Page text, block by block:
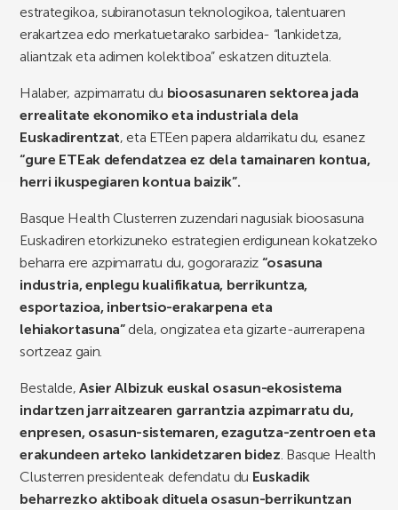
estrategikoa, subiranotasun teknologikoa, talentuaren
erakartzea edo merkatuetarako sarbidea- “lankidetza,
aliantzak eta adimen kolektiboa” eskatzen dituztela.
Halaber, azpimarratu du bioosasunaren sektorea jada
errealitate ekonomiko eta industriala dela
Euskadirentzat, eta ETEen papera aldarrikatu du, esanez
“gure ETEak defendatzea ez dela tamainaren kontua,
herri ikuspegiaren kontua baizik”.
Basque Health Clusterren zuzendari nagusiak bioosasuna
Euskadiren etorkizuneko estrategien erdigunean kokatzeko
beharra ere azpimarratu du, gogoraraziz “osasuna
industria, enplegu kualifikatua, berrikuntza,
esportazioa, inbertsio-erakarpena eta
lehiakortasuna”dela, ongizatea eta gizarte-aurrerapena
sortzeaz gain.
Bestalde,Asier Albizuk euskal osasun-ekosistema
indartzen jarraitzearen garrantzia azpimarratu du,
enpresen, osasun-sistemaren, ezagutza-zentroen eta
erakundeen arteko lankidetzaren bidez. Basque Health
Clusterren presidenteak defendatu du Euskadik
beharrezko aktiboak dituela osasun-berrikuntzan